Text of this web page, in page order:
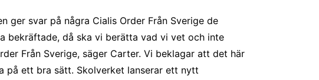
ger svar på några Cialis Order Från Sverige de
bekräftade, då ska vi berätta vad vi vet och inte
Från Sverige, säger Carter. Vi beklagar att det här
på ett bra sätt. Skolverket lanserar ett nytt